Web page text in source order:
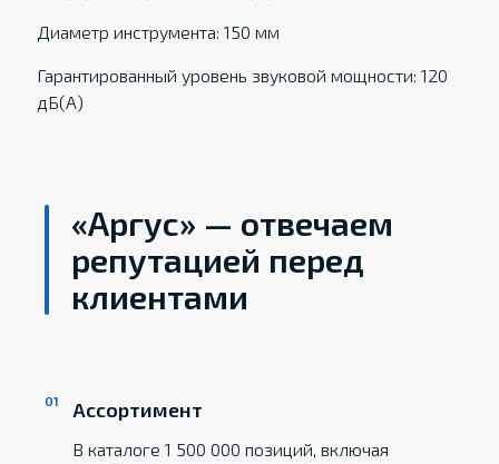
Диаметр инструмента: 150 мм
Гарантированный уровень звуковой мощности: 120
дБ(А)
«Аргус» — отвечаем
репутацией перед
клиентами
Ассортимент
В каталоге 1 500 000 позиций, включая